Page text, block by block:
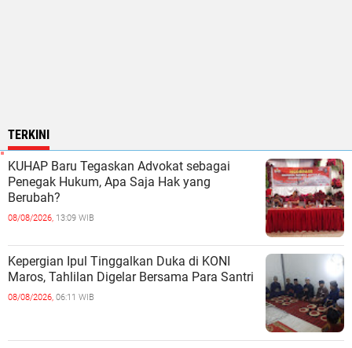
TERKINI
KUHAP Baru Tegaskan Advokat sebagai
Penegak Hukum, Apa Saja Hak yang
Berubah?
08/08/2026, 13:09 WIB
Kepergian Ipul Tinggalkan Duka di KONI
Maros, Tahlilan Digelar Bersama Para Santri
08/08/2026, 06:11 WIB